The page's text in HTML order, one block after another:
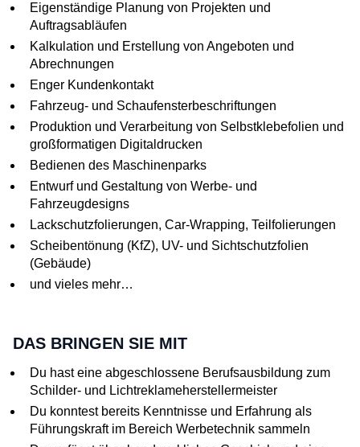
Eigenständige Planung von Projekten und
Auftragsabläufen
Kalkulation und Erstellung von Angeboten und
Abrechnungen
Enger Kundenkontakt
Fahrzeug- und Schaufensterbeschriftungen
Produktion und Verarbeitung von Selbstklebefolien und
großformatigen Digitaldrucken
Bedienen des Maschinenparks
Entwurf und Gestaltung von Werbe- und
Fahrzeugdesigns
Lackschutzfolierungen, Car-Wrapping, Teilfolierungen
Scheibentönung (KfZ), UV- und Sichtschutzfolien
(Gebäude)
und vieles mehr…
DAS BRINGEN SIE MIT
Du hast eine abgeschlossene Berufsausbildung zum
Schilder- und Lichtreklameherstellermeister
Du konntest bereits Kenntnisse und Erfahrung als
Führungskraft im Bereich Werbetechnik sammeln